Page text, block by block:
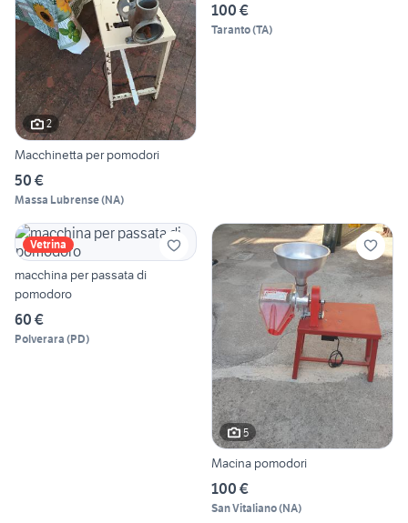
2
Macchinetta per pomodori
50 €
Massa Lubrense(NA)
100 €
Taranto(TA)
Vetrina
macchina per passata di
pomodoro
60 €
Polverara (PD)
5
Macina pomodori
100 €
San Vitaliano(NA)